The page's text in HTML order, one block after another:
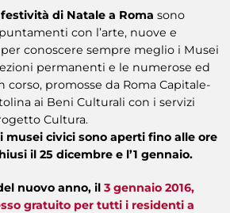
festività di Natale a Roma sono
con l’arte, nuove e
conoscere sempre meglio i Musei
permanenti e le numerose ed
promosse da Roma Capitale-
ai Beni Culturali con i servizi
Cultura.
musei civici sono aperti fino alle ore
il 25 dicembre e l’1 gennaio.
nuovo anno, il 3 gennaio 2016,
gratuito per tutti i residenti a